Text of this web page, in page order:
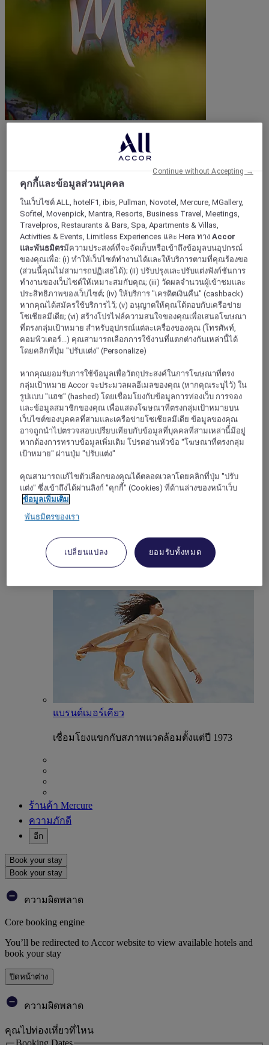
ยุโรป
เอเชีย
ตะวันออกกลาง
อเมริกาใต้
แอฟริกา
แปซิฟิก
จุดหมายปลายทางยอดนิยมของเรา
ปารีส
บรัสเซลส์
ลอนดอน
ดูจุดหมายปลายทางทั้งหมด
ข้อเสนอ
คู่มือการเดินทางในท้องถิ่น
เกี่ยวกับ Mercure
ย้อนกลับ
ค้นพบสิ่งที่ทำให้โรงแรมและการเข้าพักแต่ละครั้ง
แบรนด์เมอร์เคียว
เชื่อมโยงแขกกับสภาพแวดล้อมตั้งแต่ปี 1973
ร้านค้า Mercure
ความภักดี
อีก
Book your stay
Book your stay
ความผิดพลาด
Core booking engine
You’ll be redirected to Accor website to view available hotels and
book your stay
ปิดหน้าต่าง
ความผิดพลาด
คุณไปท่องเที่ยวที่ไหน
Booking Dates
คุกกี้และข้อมูลส่วนบุคคล
ในเว็บไซต์ ALL, hotelF1, ibis, Pullman, Novotel, Mercure, MGallery,
Sofitel, Movenpick, Mantra, Resorts, Business Travel, Meetings,
Travelpros, Restaurants & Bars, Spa, Apartments & Villas,
Activities & Events, Limitless Experiences และ Hera ทางAccor
และพันธมิตรมีความประสงค์ที่จะจัดเก็บหรือเข้าถึงข้อมูลบนอุปกรณ์
ของคุณเพื่อ: (i) ทำให้เว็บไซต์ทำงานได้และให้บริการตามที่คุณร้องขอ
(ส่วนนี้คุณไม่สามารถปฏิเสธได้); (ii) ปรับปรุงและปรับแต่งฟังก์ชันการ
ทำงานของเว็บไซต์ให้เหมาะสมกับคุณ; (iii) วัดผลจำนวนผู้เข้าชมและ
ประสิทธิภาพของเว็บไซต์; (iv) ให้บริการ "เครดิตเงินคืน" (cashback)
หากคุณได้สมัครใช้บริการไว้; (v) อนุญาตให้คุณโต้ตอบกับเครือข่าย
โซเชียลมีเดีย; (vi) สร้างโปรไฟล์ความสนใจของคุณเพื่อเสนอโฆษณา
ที่ตรงกลุ่มเป้าหมาย สำหรับอุปกรณ์แต่ละเครื่องของคุณ (โทรศัพท์,
คอมพิวเตอร์...) คุณสามารถเลือกการใช้งานที่แตกต่างกันเหล่านี้ได้
โดยคลิกที่ปุ่ม "ปรับแต่ง" (Personalize)
หากคุณยอมรับการใช้ข้อมูลเพื่อวัตถุประสงค์ในการโฆษณาที่ตรง
กลุ่มเป้าหมาย Accor จะประมวลผลอีเมลของคุณ (หากคุณระบุไว้) ใน
รูปแบบ "แฮช" (hashed) โดยเชื่อมโยงกับข้อมูลการท่องเว็บ การจอง
และข้อมูลสมาชิกของคุณ เพื่อแสดงโฆษณาที่ตรงกลุ่มเป้าหมายบน
เว็บไซต์ของบุคคลที่สามและเครือข่ายโซเชียลมีเดีย ข้อมูลของคุณ
อาจถูกนำไปตรวจสอบเปรียบเทียบกับข้อมูลที่บุคคลที่สามเหล่านี้มีอยู่
หากต้องการทราบข้อมูลเพิ่มเติม โปรดอ่านหัวข้อ "โฆษณาที่ตรงกลุ่ม
เป้าหมาย" ผ่านปุ่ม "ปรับแต่ง"
คุณสามารถแก้ไขตัวเลือกของคุณได้ตลอดเวลาโดยคลิกที่ปุ่ม "ปรับ
แต่ง" ซึ่งเข้าถึงได้ผ่านลิงก์ "คุกกี้" (Cookies) ที่ด้านล่างของหน้าเว็บ
ข้อมูลเพิ่มเติม
พันธมิตรของเรา
เปลี่ยนแปลง ยอมรับทั้งหมด
Continue without Accepting →